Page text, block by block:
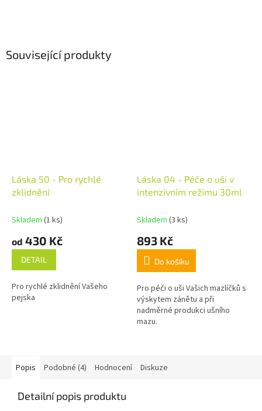
Související produkty
Láska 50 - Pro rychlé
zklidnění
Skladem (1 ks)
od 430 Kč
DETAIL
Pro rychlé zklidnění Vašeho
pejska
Láska 04 - Péče o uši v
intenzivním režimu 30ml
Skladem (3 ks)
893 Kč
Do košíku
Pro péči o uši Vašich mazlíčků s
výskytem zánětu a při
nadměrné produkci ušního
mazu.
Popis Podobné (4) Hodnocení Diskuze
Detailní popis produktu